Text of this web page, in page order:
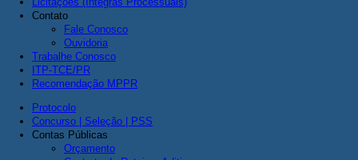
Contato
Fale Conosco
Ouvidoria
Trabalhe Conosco
ITP-TCE/PR
Recomendação MPPR
Protocolo
Concurso | Seleção | PSS
Contas Públicas
Orçamento